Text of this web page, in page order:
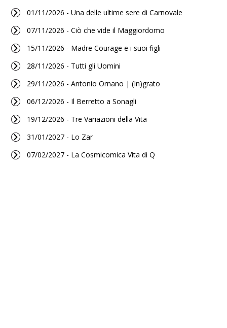
01/11/2026 - Una delle ultime sere di Carnovale
07/11/2026 - Ciò che vide il Maggiordomo
15/11/2026 - Madre Courage e i suoi figli
28/11/2026 - Tutti gli Uomini
29/11/2026 - Antonio Ornano | (In)grato
06/12/2026 - Il Berretto a Sonagli
19/12/2026 - Tre Variazioni della Vita
31/01/2027 - Lo Zar
07/02/2027 - La Cosmicomica Vita di Q